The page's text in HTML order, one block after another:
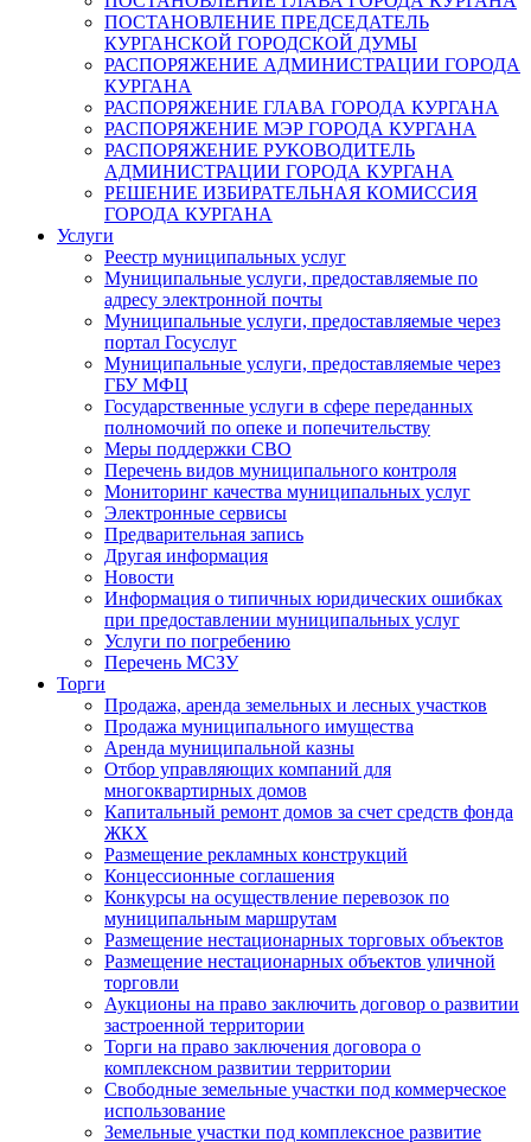
ПОСТАНОВЛЕНИЕ ПРЕДСЕДАТЕЛЬ
КУРГАНСКОЙ ГОРОДСКОЙ ДУМЫ
РАСПОРЯЖЕНИЕ АДМИНИСТРАЦИИ ГОРОДА
КУРГАНА
РАСПОРЯЖЕНИЕ ГЛАВА ГОРОДА КУРГАНА
РАСПОРЯЖЕНИЕ МЭР ГОРОДА КУРГАНА
РАСПОРЯЖЕНИЕ РУКОВОДИТЕЛЬ
АДМИНИСТРАЦИИ ГОРОДА КУРГАНА
РЕШЕНИЕ ИЗБИРАТЕЛЬНАЯ КОМИССИЯ
ГОРОДА КУРГАНА
Услуги
Реестр муниципальных услуг
Муниципальные услуги, предоставляемые по
адресу электронной почты
Муниципальные услуги, предоставляемые через
портал Госуслуг
Муниципальные услуги, предоставляемые через
ГБУ МФЦ
Государственные услуги в сфере переданных
полномочий по опеке и попечительству
Меры поддержки СВО
Перечень видов муниципального контроля
Мониторинг качества муниципальных услуг
Электронные сервисы
Предварительная запись
Другая информация
Новости
Информация о типичных юридических ошибках
при предоставлении муниципальных услуг
Услуги по погребению
Перечень МСЗУ
Торги
Продажа, аренда земельных и лесных участков
Продажа муниципального имущества
Аренда муниципальной казны
Отбор управляющих компаний для
многоквартирных домов
Капитальный ремонт домов за счет средств фонда
ЖКХ
Размещение рекламных конструкций
Концессионные соглашения
Конкурсы на осуществление перевозок по
муниципальным маршрутам
Размещение нестационарных торговых объектов
Размещение нестационарных объектов уличной
торговли
Аукционы на право заключить договор о развитии
застроенной территории
Торги на право заключения договора о
комплексном развитии территории
Свободные земельные участки под коммерческое
использование
Земельные участки под комплексное развитие